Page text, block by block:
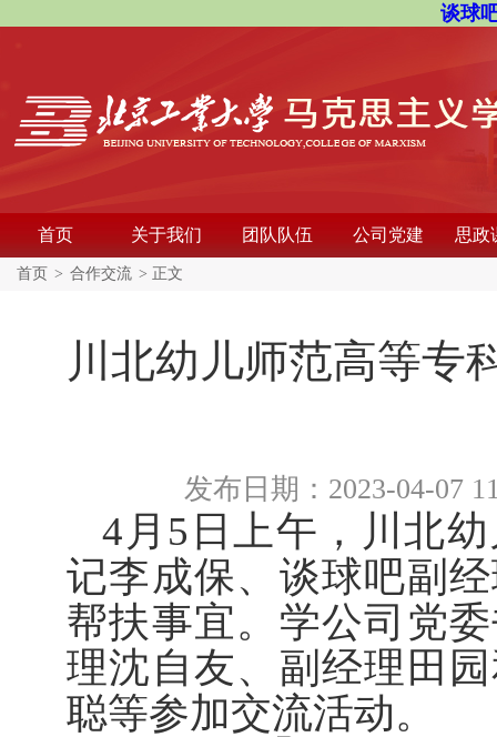
谈球
首页 关于我们 团队队伍 公司党建 思政
首页 > 合作交流 > 正文
川北幼儿师范高等专
发布日期：2023-04-07
4月5日上午，川北
记李成保、谈球吧副
帮扶事宜。 学公司党
理沈自友、副经理田园
聪等参加交流活动。